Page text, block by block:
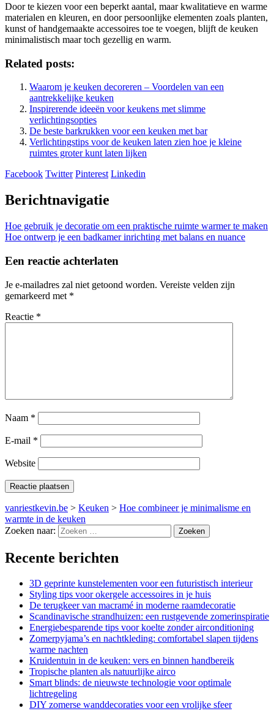
Door te kiezen voor een beperkt aantal, maar kwalitatieve en warme
materialen en kleuren, en door persoonlijke elementen zoals planten,
kunst of handgemaakte accessoires toe te voegen, blijft de keuken
minimalistisch maar toch gezellig en warm.
Related posts:
Waarom je keuken decoreren – Voordelen van een
aantrekkelijke keuken
Inspirerende ideeën voor keukens met slimme
verlichtingsopties
De beste barkrukken voor een keuken met bar
Verlichtingstips voor de keuken laten zien hoe je kleine
ruimtes groter kunt laten lijken
Facebook Twitter Pinterest Linkedin
Berichtnavigatie
Hoe gebruik je decoratie om een praktische ruimte warmer te maken
Hoe ontwerp je een badkamer inrichting met balans en nuance
Een reactie achterlaten
Je e-mailadres zal niet getoond worden. Vereiste velden zijn
gemarkeerd met *
Reactie *
Naam *
E-mail *
Website
vanriestkevin.be > Keuken > Hoe combineer je minimalisme en
warmte in de keuken
Zoeken naar:
Recente berichten
3D geprinte kunstelementen voor een futuristisch interieur
Styling tips voor okergele accessoires in je huis
De terugkeer van macramé in moderne raamdecoratie
Scandinavische strandhuizen: een rustgevende zomerinspiratie
Energiebesparende tips voor koelte zonder airconditioning
Zomerpyjama’s en nachtkleding: comfortabel slapen tijdens
warme nachten
Kruidentuin in de keuken: vers en binnen handbereik
Tropische planten als natuurlijke airco
Smart blinds: de nieuwste technologie voor optimale
lichtregeling
DIY zomerse wanddecoraties voor een vrolijke sfeer